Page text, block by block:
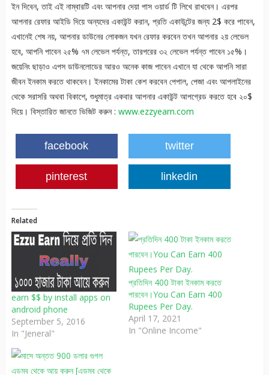
ইন দিবেন, তাই এই নাম্বারটি এবং আপনার দেয়া পাস ওয়ার্ড টি লিখে রাখবেন। এরপর
আপনার রেফার আইডি দিয়ে অন্যদের একাউন্ট করান, প্রতি একাউন্টের জন্য 2$ করে পাবেন,
এখানেই শেষ নয়, আপনার ডাউনের লোকজন যখন রেফার করবেন তখন আপনার ২য় লেভেল
হবে, আপনি পাবেন ২৫% ৭ম লেভেল পর্যন্ত, তারপরের ৩২ লেভেল পর্যন্ত পাবেন ১৫%।
জয়েনিং ছাড়াও এপস ডাউনলোডের আরও অনেক কাজ পাবেন এখানে যা থেকে আপনি সারা
জীবন ইনকাম করতে থাকবেন। ইনকামের টাকা কেশ করবেন পেপাল, পেজা এবং আপলাইনের
থেকে সরাসরি অথবা বিকাশে, শুধুমাত্র একবার আপনার একাউন্ট আপগ্রেড করতে হবে ২০$
দিয়ে। বিস্তারিত জানতে ভিজিট করুন : www.ezzyearn.com
facebook twitter
pinterest linkedin
Related
earn $$ by install apps on
android phone
September 5, 2016
In "Jeneral"
প্রতিদিন 400 টাকা ইনকাম করতে
পারবেন।You Can Earn 400
Rupees Per Day.
April 17, 2021
In "Online Income"